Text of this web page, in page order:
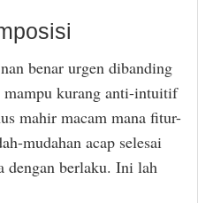
benar urgen dibanding
kurang anti-intuitif
mahir macam mana fitur-
mudahan acap selesai
dengan berlaku. Ini lah